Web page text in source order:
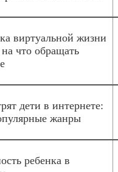
виртуальной жизни
что обращать
дети в интернете:
жанры
ребенка в